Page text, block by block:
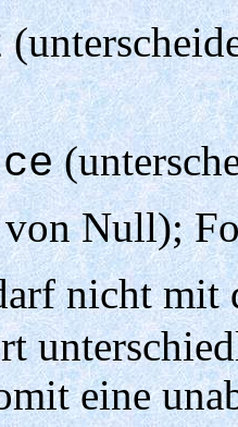
von Null);
nicht
eine